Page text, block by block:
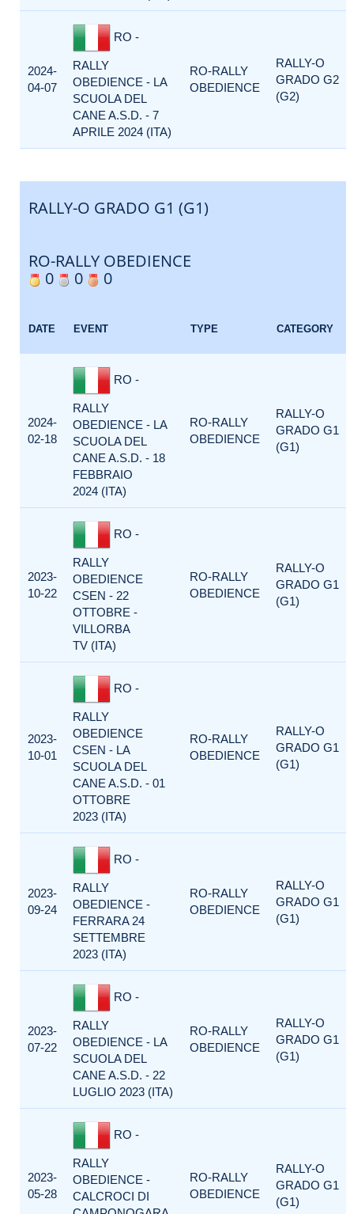
2024-
04-07
RO -
RALLY
OBEDIENCE - LA
SCUOLA DEL
CANE A.S.D. - 7
APRILE 2024 (ITA)
RO-RALLY
OBEDIENCE
RALLY-O
GRADO G2
(G2)
RALLY-O GRADO G1 (G1)
RO-RALLY OBEDIENCE
0
0 0
DATE EVENT TYPE CATEGORY
2024-
02-18
RO -
RALLY
OBEDIENCE - LA
SCUOLA DEL
CANE A.S.D. - 18
FEBBRAIO
2024 (ITA)
RO-RALLY
OBEDIENCE
RALLY-O
GRADO G1
(G1)
2023-
10-22
RO -
RALLY
OBEDIENCE
CSEN - 22
OTTOBRE -
VILLORBA
TV (ITA)
RO-RALLY
OBEDIENCE
RALLY-O
GRADO G1
(G1)
2023-
10-01
RO -
RALLY
OBEDIENCE
CSEN - LA
SCUOLA DEL
CANE A.S.D. - 01
OTTOBRE
2023 (ITA)
RO-RALLY
OBEDIENCE
RALLY-O
GRADO G1
(G1)
2023-
09-24
RO -
RALLY
OBEDIENCE -
FERRARA 24
SETTEMBRE
2023 (ITA)
RO-RALLY
OBEDIENCE
RALLY-O
GRADO G1
(G1)
2023-
07-22
RO -
RALLY
OBEDIENCE - LA
SCUOLA DEL
CANE A.S.D. - 22
LUGLIO 2023 (ITA)
RO-RALLY
OBEDIENCE
RALLY-O
GRADO G1
(G1)
2023-
05-28
RO -
RALLY
OBEDIENCE -
CALCROCI DI
RO-RALLY
OBEDIENCE
RALLY-O
GRADO G1
(G1)